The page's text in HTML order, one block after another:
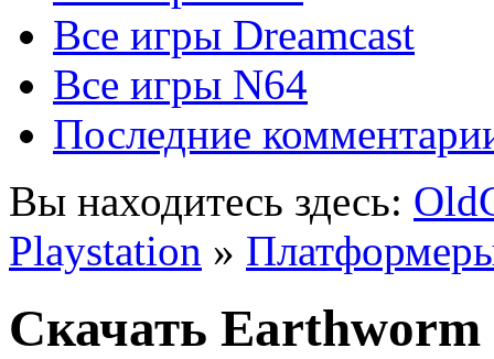
Все игры Dreamcast
Все игры N64
Последние
Вы находитесь здесь:
Playstation »
Скачать Earthworm